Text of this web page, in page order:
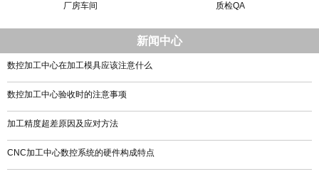
厂房车间 质检QA
新闻中心
数控加工中心在加工模具应该注意什么
数控加工中心验收时的注意事项
加工精度超差原因及应对方法
CNC加工中心数控系统的硬件构成特点